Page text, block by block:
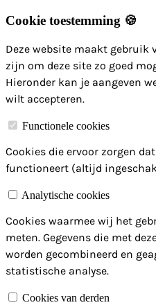
Cookie toestemming 🍪
Deze website maakt gebruik
zijn om deze site zo goed
Hieronder kan je aangeven
wilt accepteren.
Functionele cookies
Cookies die ervoor zorgen
functioneert (altijd
Analytische cookies
Cookies waarmee wij het
meten. Gegevens die met
worden gecombineerd en
statistische analyse.
Cookies van derden